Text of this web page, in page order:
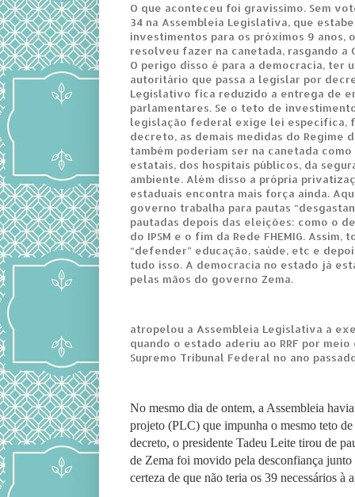
O que aconteceu foi gravíssimo. Sem
34 na Assembleia Legislativa, que
investimentos para os próximos 9 anos,
resolveu fazer na canetada, rasgando a
O perigo disso é para a democracia, ter
autoritário que passa a legislar por
Legislativo fica reduzido a entrega de
parlamentares. Se o teto de
legislação federal exige lei específica,
decreto, as demais medidas do Regime
também poderiam ser na canetada
estatais, dos hospitais públicos, da
ambiente. Além disso a própria
estaduais encontra mais força ainda.
governo trabalha para pautas
pautadas depois das eleições: como o
do IPSM e o fim da Rede FHEMIG.
“defender” educação, saúde, etc e
tudo isso. A democracia no estado já
pelas mãos do governo Zema.
atropelou a Assembleia Legislativa a
quando o estado aderiu ao RRF por
Supremo Tribunal Federal no ano
No mesmo dia de ontem, a Assembleia
projeto (PLC) que impunha o mesmo teto
decreto, o presidente Tadeu Leite tirou de
de Zema foi movido pela desconfiança junto
certeza de que não teria os 39 necessários à